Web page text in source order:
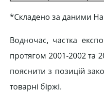
*Складено за даними
Водночас, частка
протягом 2001-2002 та
пояснити з позицій
товарні біржі.